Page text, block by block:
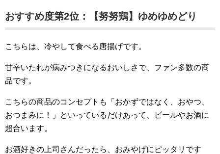
おすすめ度第2位：【努努鶏】ゆめゆめどり
こちらは、冷やして食べる唐揚げです。
甘辛いたれが病みつきになるおいしさで、ファン多数の商
品です。
こちらの商品のコンセプトも「おかずではなく、おやつ、
おつまみに！」といっているだけあって、ビールやお酒に
超合います。
お酒好きの上司さんだったら、おみやげにピッタリです